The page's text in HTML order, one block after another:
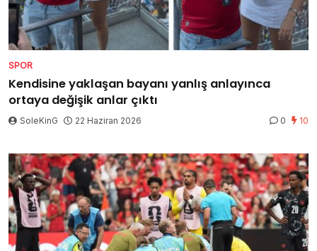
SPOR
Kendisine yaklaşan bayanı yanlış anlayınca
ortaya değişik anlar çıktı
SoleKinG 22 Haziran 2026 0 10